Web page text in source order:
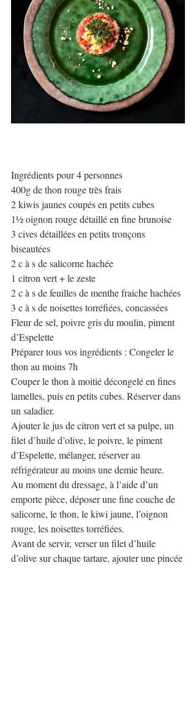
Ingrédients pour 4 personnes
400g de thon rouge très frais
2 kiwis jaunes coupés en petits cubes
1½ oignon rouge détaillé en fine brunoise
3 cives détaillées en petits tronçons
biseautées
2 c à s de salicorne hachée
1 citron vert + le zeste
2 c à s de feuilles de menthe fraiche hachées
3 c à s de noisettes torréfiées, concassées
Fleur de sel, poivre gris du moulin, piment
d’Espelette
Préparer tous vos ingrédients : Congeler le
thon au moins 7h
Couper le thon à moitié décongelé en fines
lamelles, puis en petits cubes. Réserver dans
un saladier.
Ajouter le jus de citron vert et sa pulpe, un
filet d’huile d’olive, le poivre, le piment
d’Espelette, mélanger, réserver au
réfrigérateur au moins une demie heure.
Au moment du dressage, à l’aide d’un
emporte pièce, déposer une fine couche de
salicorne, le thon, le kiwi jaune, l’oignon
rouge, les noisettes torréfiées.
Avant de servir, verser un filet d’huile
d’olive sur chaque tartare, ajouter une pincée